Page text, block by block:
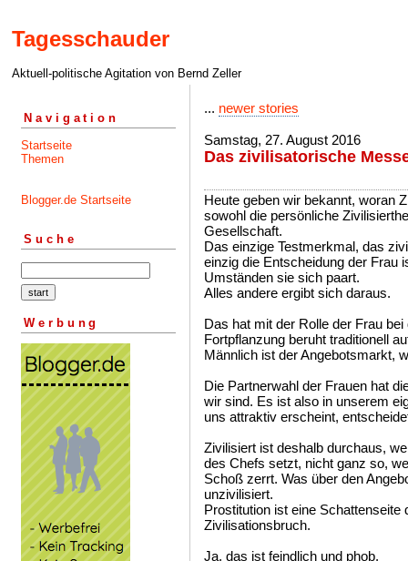
Tagesschauder
Aktuell-politische Agitation von Bernd Zeller
Navigation
Startseite
Themen
Blogger.de Startseite
Suche
Werbung
... newer stories
Samstag, 27. August 2016
Das zivilisatorische
Heute geben wir bekannt, woran
sowohl die persönliche
Gesellschaft.
Das einzige Testmerkmal, das
einzig die Entscheidung der Frau
Umständen sie sich paart.
Alles andere ergibt sich daraus.
Das hat mit der Rolle der Frau
Fortpflanzung beruht traditionell
Männlich ist der Angebotsmarkt,
Die Partnerwahl der Frauen hat
wir sind. Es ist also in unserem
uns attraktiv erscheint,
Zivilisiert ist deshalb durchaus,
des Chefs setzt, nicht ganz so,
Schoß zerrt. Was über den
unzivilisiert.
Prostitution ist eine Schattenseite
Zivilisationsbruch.
Ja, das ist feindlich und phob.